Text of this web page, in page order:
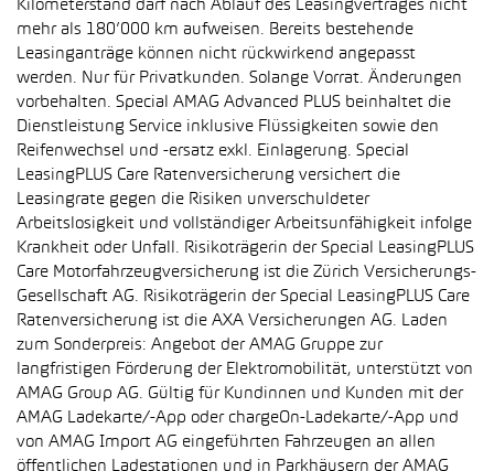
Kilometerstand darf nach Ablauf des Leasingvertrages nicht
mehr als 180’000 km aufweisen. Bereits bestehende
Leasinganträge können nicht rückwirkend angepasst
werden. Nur für Privatkunden. Solange Vorrat. Änderungen
vorbehalten. Special AMAG Advanced PLUS beinhaltet die
Dienstleistung Service inklusive Flüssigkeiten sowie den
Reifenwechsel und -ersatz exkl. Einlagerung. Special
LeasingPLUS Care Ratenversicherung versichert die
Leasingrate gegen die Risiken unverschuldeter
Arbeitslosigkeit und vollständiger Arbeitsunfähigkeit infolge
Krankheit oder Unfall. Risikoträgerin der Special LeasingPLUS
Care Motorfahrzeugversicherung ist die Zürich Versicherungs-
Gesellschaft AG. Risikoträgerin der Special LeasingPLUS Care
Ratenversicherung ist die AXA Versicherungen AG. Laden
zum Sonderpreis: Angebot der AMAG Gruppe zur
langfristigen Förderung der Elektromobilität, unterstützt von
AMAG Group AG. Gültig für Kundinnen und Kunden mit der
AMAG Ladekarte/-App oder chargeOn-Ladekarte/-App und
von AMAG Import AG eingeführten Fahrzeugen an allen
öffentlichen Ladestationen und in Parkhäusern der AMAG